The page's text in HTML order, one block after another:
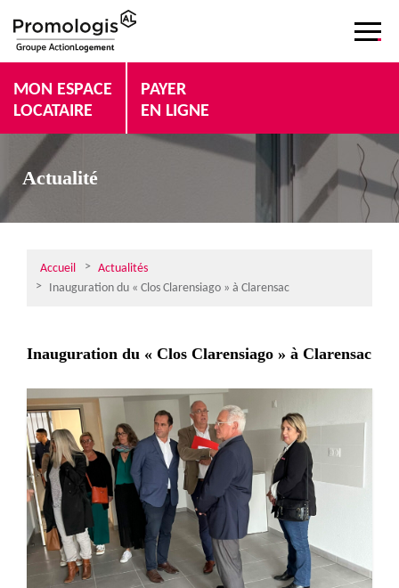
MON ESPACE
LOCATAIRE
PAYER
EN LIGNE
Actualité
Accueil
Actualités
Inauguration du « Clos Clarensiago » à Clarensac
Inauguration du « Clos Clarensiago » à Clarensac